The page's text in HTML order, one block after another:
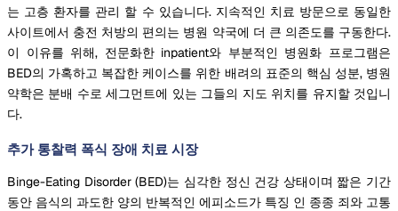
는 고층 환자를 관리 할 수 있습니다. 지속적인 치료 방문으로 동일한
사이트에서 충전 처방의 편의는 병원 약국에 더 큰 의존도를 구동한다.
이 이유를 위해, 전문화한 inpatient와 부분적인 병원화 프로그램은
BED의 가혹하고 복잡한 케이스를 위한 배려의 표준의 핵심 성분, 병원
약학은 분배 수로 세그먼트에 있는 그들의 지도 위치를 유지할 것입니
다.
추가 통찰력 폭식 장애 치료 시장
Binge-Eating Disorder (BED)는 심각한 정신 건강 상태이며 짧은 기간
동안 음식의 과도한 양의 반복적인 에피소드가 특징 인 종종 죄와 고통